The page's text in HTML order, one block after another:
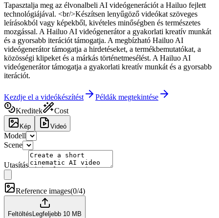
Tapasztalja meg az élvonalbeli AI videógenerációt a Hailuo fejlett
technológiájával. <br/>Készítsen lenyűgöző videókat szöveges
leírásokból vagy képekből, kivételes minőségben és természetes
mozgással. A Hailuo AI videógenerátor a gyakorlati kreatív munkát
és a gyorsabb iterációt támogatja. A megbízható Hailuo AI
videógenerátor támogatja a hirdetéseket, a termékbemutatókat, a
közösségi klipeket és a márkás történetmesélést. A Hailuo AI
videógenerátor támogatja a gyakorlati kreatív munkát és a gyorsabb
iterációt.
Kezdje el a videókészítést
Példák megtekintése
Kreditek
Cost
Kép Videó
Modell
Scene
Utasítás
Reference images(0/4)
FeltöltésLegfeljebb 10 MB